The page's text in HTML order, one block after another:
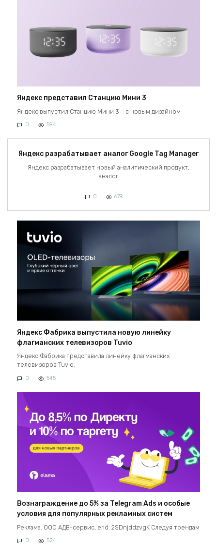
Яндекс представил Станцию Мини 3
Яндекс выпустил Станцию Мини 3 – с новым дизайном
0 594
Яндекс разрабатывает аналог Google Tag Manager
Яндекс разрабатывает новый аналитический продукт,
аналог
0 679
Яндекс Фабрика выпустила новую линейку
флагманских телевизоров Tuvio
Яндекс Фабрика представила линейку флагманских
телевизоров Tuvio.
0 545
Вознаграждение до 5% за Telegram Ads и особые
условия для популярных рекламных систем
Реклама. ООО АДВ-сервис, erid: 2SDnjddzvgK Следуя трендам
0 524